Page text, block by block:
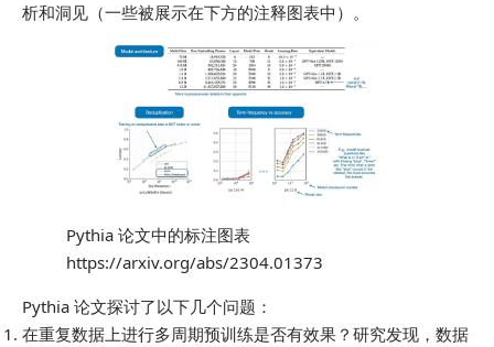
析和洞见（一些被展示在下方的注释图表中）。
Pythia 论文中的标注图表
https://arxiv.org/abs/2304.01373
Pythia 论文探讨了以下几个问题：
在重复数据上进行多周期预训练是否有效果？研究发现，数据